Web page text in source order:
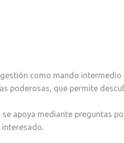
como mando
poderosas, que permite
apoya mediante preguntas